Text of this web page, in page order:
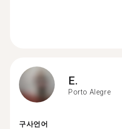
E.
Porto Alegre
구사언어